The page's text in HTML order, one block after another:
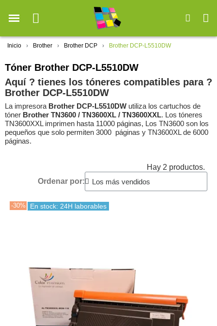
Inicio Brother Brother DCP Brother DCP-L5510DW
Tóner Brother DCP-L5510DW
Aquí ? tienes los tóneres compatibles para ?️
Brother DCP-L5510DW
La impresora Brother DCP-L5510DW utiliza los cartuchos de
tóner Brother TN3600 / TN3600XL / TN3600XXL. Los tóneres
TN3600XXL imprimen hasta 11000 páginas, Los TN3600 son los
pequeños que solo permiten 3000 páginas y TN3600XL de 6000
páginas.
Hay 2 productos.
Ordenar por:
-30% En stock: 24H laborables